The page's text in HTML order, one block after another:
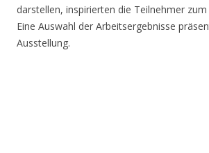
darstellen, inspirierten die Teilnehmer
Eine Auswahl der Arbeitsergebnisse
Ausstellung.